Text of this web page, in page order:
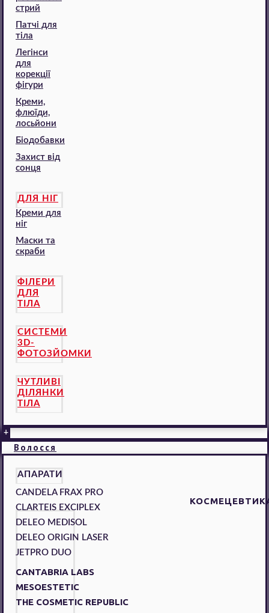
стрий
Патчі для
тіла
Легінси
для
корекції
фігури
Креми,
флюїди,
лосьйони
Біодобавки
Захист від
сонця
ДЛЯ НІГ
Креми для
ніг
Маски та
скраби
ФІЛЕРИ
ДЛЯ
ТІЛА
СИСТЕМИ
3D-
ФОТОЗЙОМКИ
ЧУТЛИВІ
ДІЛЯНКИ
ТІЛА
+
Волосся
АПАРАТИ
CANDELA FRAX PRO
CLARTEIS EXCIPLEX
DELEO MEDISOL
DELEO ORIGIN LASER
JETPRO DUO
CANTABRIA LABS
MESOESTETIC
THE COSMETIC REPUBLIC